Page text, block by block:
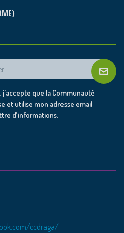
que la Communauté
et utilise mon adresse email
d’informations.
ccdraga/